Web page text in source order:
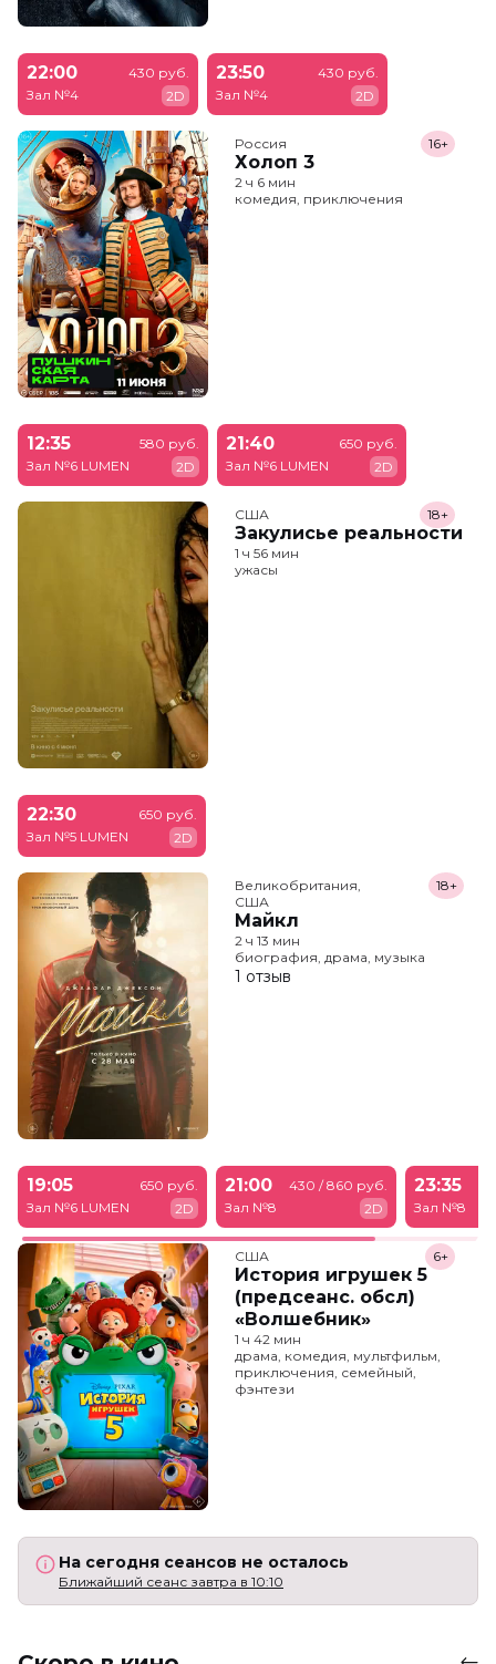
22:00
Зал №4
430 руб.
2D
23:50
Зал №4
430 руб.
2D
Россия
Холоп 3
16+
2 ч 6 мин
комедия, приключения
12:35
Зал №6 LUMEN
580 руб.
2D
21:40
Зал №6 LUMEN
650 руб.
2D
США
Закулисье реальности
18+
1 ч 56 мин
ужасы
22:30
Зал №5 LUMEN
650 руб.
2D
Великобритания,
США
Майкл
18+
2 ч 13 мин
биография, драма, музыка
1 отзыв
19:05
Зал №6 LUMEN
650 руб.
2D
21:00
Зал №8
430 / 860 руб.
2D
23:35
Зал №8
США
История игрушек 5
(предсеанс. обсл)
«Волшебник»
6+
1 ч 42 мин
драма, комедия, мультфильм,
приключения, семейный,
фэнтези
На сегодня сеансов не осталось
Ближайший сеанс завтра в 10:10